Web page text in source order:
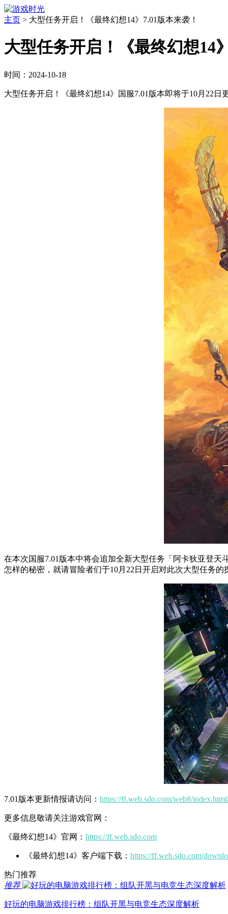
主页 > 大型任务开启！《最终幻想14》7.01版本来袭！
大型任务开启！《最终幻想14
时间：2024-10-18
大型任务开启！《最终幻想14》国服7.01版本即将于10月22
在本次国服7.01版本中将会追加全新大型任务「阿卡狄亚登
怎样的秘密，就请冒险者们于10月22日开启对此次大型任务的
7.01版本更新情报请访问： https://ff.web.sdo.com/web8/
更多信息敬请关注游戏官网：
《最终幻想14》官网： https://ff.web.sdo.com
《最终幻想14》客户端下载： https://ff.web.sdo.com/
热门推荐
推荐
好玩的电脑游戏排行榜：组队开黑与电竞生态深度解析